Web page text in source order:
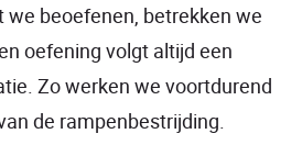
we beoefenen, betrekken we
oefening volgt altijd een
Zo werken we voortdurend
de rampenbestrijding.